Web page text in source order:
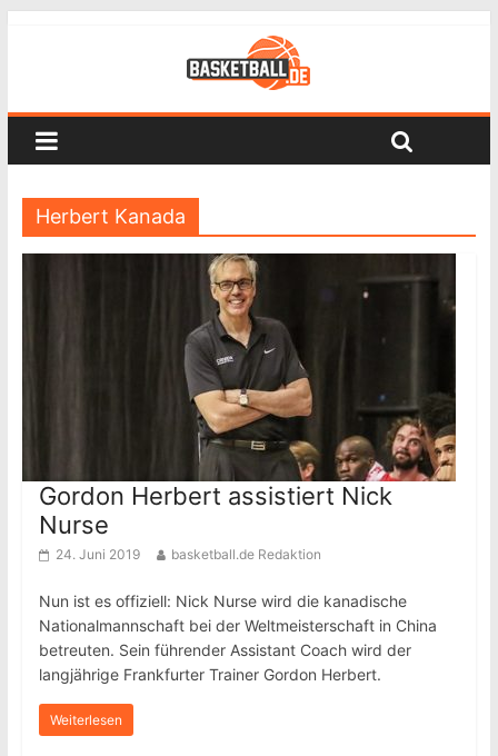
Herbert Kanada
Gordon Herbert assistiert Nick
Nurse
24. Juni 2019 basketball.de Redaktion
Nun ist es offiziell: Nick Nurse wird die kanadische
Nationalmannschaft bei der Weltmeisterschaft in China
betreuten. Sein führender Assistant Coach wird der
langjährige Frankfurter Trainer Gordon Herbert.
Weiterlesen